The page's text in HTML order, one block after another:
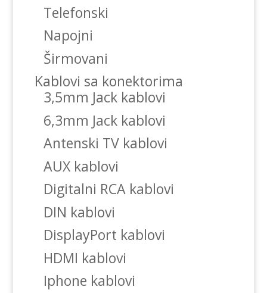
Telefonski
Napojni
Širmovani
Kablovi sa konektorima
3,5mm Jack kablovi
6,3mm Jack kablovi
Antenski TV kablovi
AUX kablovi
Digitalni RCA kablovi
DIN kablovi
DisplayPort kablovi
HDMI kablovi
Iphone kablovi